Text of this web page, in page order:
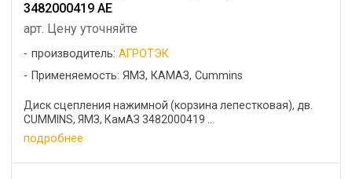
3482000419 АЕ
арт. Цену уточняйте
производитель:АГРОТЭК
Применяемость: ЯМЗ, КАМАЗ, Cummins
Диск сцепления нажимной (корзина лепестковая), дв.
CUMMINS, ЯМЗ, КамАЗ 3482000419 ...
подробнее